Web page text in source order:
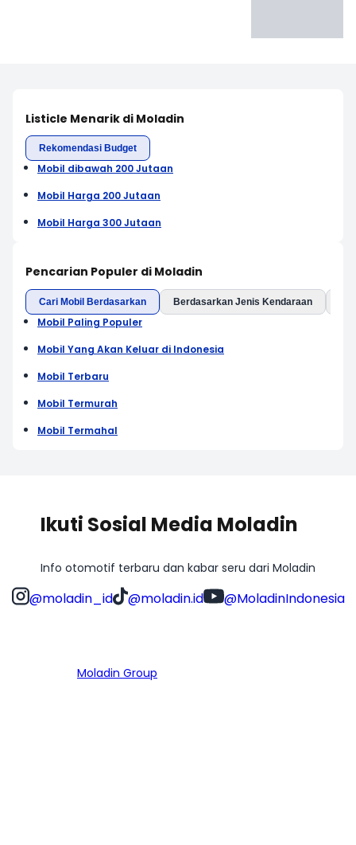
Listicle Menarik di Moladin
Rekomendasi Budget
Mobil dibawah 200 Jutaan
Mobil Harga 200 Jutaan
Mobil Harga 300 Jutaan
Pencarian Populer di Moladin
Cari Mobil Berdasarkan Berdasarkan Jenis Kendaraan
Mobil Paling Populer
Mobil Yang Akan Keluar di Indonesia
Mobil Terbaru
Mobil Termurah
Mobil Termahal
Ikuti Sosial Media Moladin
Info otomotif terbaru dan kabar seru dari Moladin
@moladin_id @moladin.id @MoladinIndonesia
Moladin Group